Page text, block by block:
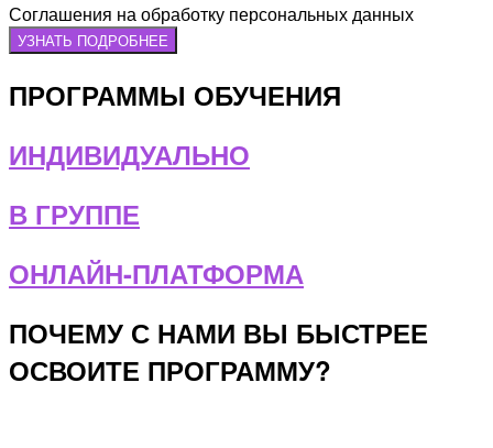
Соглашения на обработку персональных данных
УЗНАТЬ ПОДРОБНЕЕ
ПРОГРАММЫ ОБУЧЕНИЯ
ИНДИВИДУАЛЬНО
В ГРУППЕ
ОНЛАЙН-ПЛАТФОРМА
ПОЧЕМУ С НАМИ ВЫ БЫСТРЕЕ
ОСВОИТЕ ПРОГРАММУ?